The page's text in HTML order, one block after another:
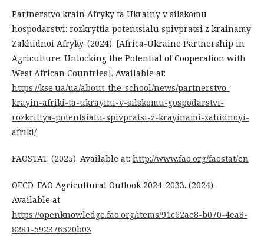
Partnerstvo krain Afryky ta Ukrainy v silskomu
hospodarstvi: rozkryttia potentsialu spivpratsi z krainamy
Zakhidnoi Afryky. (2024). [Africa-Ukraine Partnership in
Agriculture: Unlocking the Potential of Cooperation with
West African Countries]. Available at:
https://kse.ua/ua/about-the-school/news/partnerstvo-
krayin-afriki-ta-ukrayini-v-silskomu-gospodarstvi-
rozkrittya-potentsialu-spivpratsi-z-krayinami-zahidnoyi-
afriki/
FAOSTAT. (2025). Available at: http://www.fao.org/faostat/en
OECD-FAO Agricultural Outlook 2024-2033. (2024).
Available at:
https://openknowledge.fao.org/items/91c62ae8-b070-4ea8-
8281-592376520b03